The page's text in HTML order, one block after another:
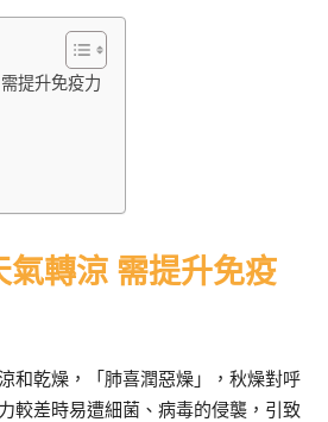
提升免疫力
氣轉涼 需提升免疫
和乾燥，「肺喜潤惡燥」，秋燥對呼
較差時易遭細菌、病毒的侵襲，引致